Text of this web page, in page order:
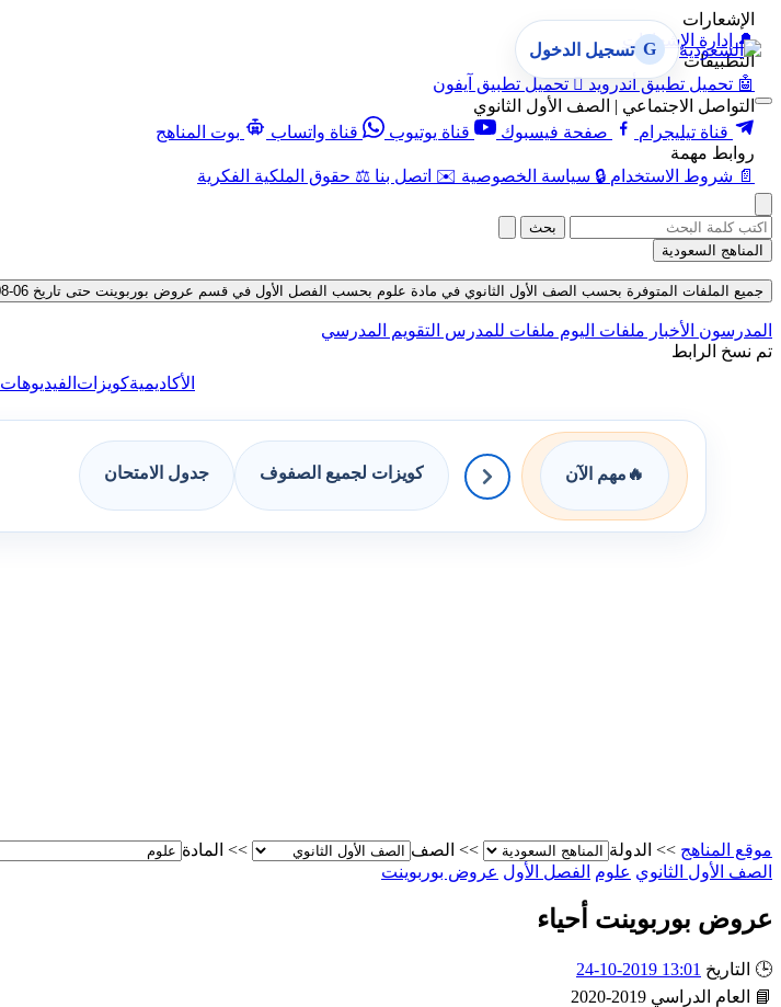
الإشعارات
🔔 إدارة الإشعارات
التطبيقات
🤖 تحميل تطبيق أندرويد  تحميل تطبيق آيفون
التواصل الاجتماعي | الصف الأول الثانوي
قناة تيليجرام
صفحة فيسبوك قناة يوتيوب قناة واتساب
بوت المناهج
روابط مهمة
📄 شروط الاستخدام 🔒 سياسة الخصوصية ✉️ اتصل بنا ⚖️ حقوق الملكية الفكرية
G تسجيل الدخول
بحث
المناهج السعودية
جميع الملفات المتوفرة بحسب الصف الأول الثانوي في مادة علوم بحسب الفصل الأول في قسم عروض بوربوينت حتى تاريخ 06-08-2026
المدرسون الأخبار ملفات اليوم ملفات للمدرس التقويم المدرسي
تم نسخ الرابط
الأكاديميةكويزات الفيديوهات
🔥 مهم الآن كويزات لجميع الصفوف جدول الامتحان
موقع المناهج >> الدولة >> الصف >> المادة
الصف الأول الثانوي علوم الفصل الأول عروض بوربوينت
عروض بوربوينت أحياء
🕒 التاريخ 13:01 2019-10-24
📘
العام الدراسي 2019-2020